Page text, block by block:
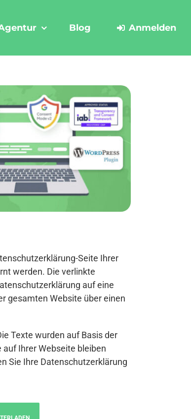
Blog Anmelden
Seite Ihrer
werden. Die verlinkte
auf eine
gesamten Website über einen
Texte wurden auf Basis der
Ihrer Webseite bleiben
Sie Ihre Datenschutzerklärung